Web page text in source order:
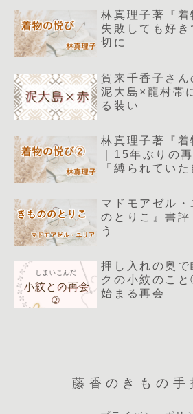
林真理子著『着
失敗しても好
切に
賀来千香子さん
泥大島×龍村帯
る装い
林真理子著『
｜15年ぶりの
「縛られていた
マドモアゼル
のとりこ』書
う
押し入れの奥
クの小紋のこ
始まる再会
藤香のきもの手